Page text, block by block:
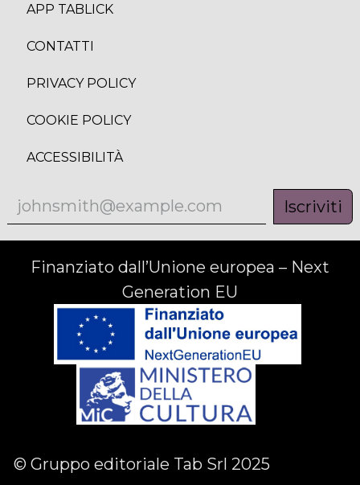
APP TABLICK
CONTATTI
PRIVACY POLICY
COOKIE POLICY
ACCESSIBILITÀ
Iscriviti
Finanziato dall’Unione europea – Next
Generation EU
© Gruppo editoriale Tab Srl 2025